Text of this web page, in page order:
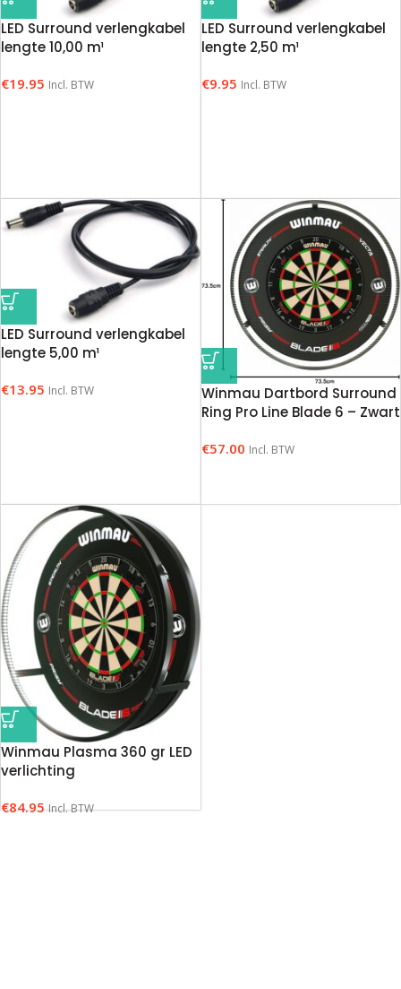
LED Surround verlengkabel
lengte 10,00 m¹
€19.95 Incl. BTW
LED Surround verlengkabel
lengte 2,50 m¹
€9.95 Incl. BTW
LED Surround verlengkabel
lengte 5,00 m¹
€13.95 Incl. BTW
Winmau Dartbord Surround
Ring Pro Line Blade 6 – Zwart
€57.00 Incl. BTW
Winmau Plasma 360 gr LED
verlichting
€84.95 Incl. BTW